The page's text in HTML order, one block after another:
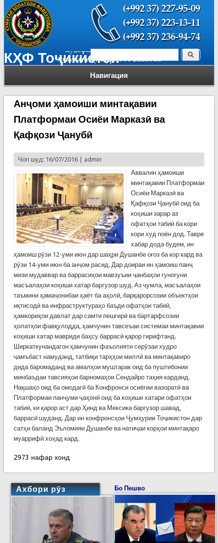
КҲФ Тоҷикистон
Навигация
Форма поиска Поиск
Анҷоми ҳамоиши минтақавии
Платформаи Осиёи Марказӣ ва
Қафқози Ҷанубӣ
Чоп шуд: 16/07/2016 | admin
Аввалин ҳамоиши
минтақавии Платформаи
Осиёи Марказӣ ва
Қафқози Ҷанубӣ оид ба
коҳиши зарар аз
офатҳои табиӣ ба кори
кори худ поён дод. Тавре
хабар дода будем, ин
ҳамоиш рӯзи 12-уми июн дар шаҳри Душанбе оғоз ба кор кард ва
рӯзи 14-уми июн ба анҷом расид. Дар доираи ин ҳамоиш панҷ
мизи мудаввар ва баррасиҳои мавзуъии ҷанбаҳои гуногуни
масъалаҳои коҳиши хатар баргузор шуд. Аз ҷумла, масъалаҳои
таъмини ҳамаҷонибаи ҳаёт ба аҳолӣ, барқарорсозии объектҳои
иқтисодӣ ва инфраструктураҳо баъди офатҳои табиӣ,
ҳамкориҳои давлат дар самти пешгирӣ ва бартарфсозии
ҳолатҳои фавқулодда, ҳамчунин тавсеъаи системаи минтақавии
коҳиши хатар мавриди баҳсу баррасӣ қарор гирифтанд.
Ширкаткунандагон ҳамчунин фаъолияти серӯзаи худро
ҷамъбаст намуданд, татбиқи тарҳҳои миллӣ ва минтақавиро
дида баромаданд ва амалҳои муштарак оид ба пуштибонии
минбаъдаи тавсияҳои барномаҳои Сендайро таҳия карданд.
Нақшаҳо оид ба омодагӣ ба Конфронси осиёгии вазоратӣ ва
Платформаи панҷуми ҷаҳонӣ оид ба коҳиши хатари офатҳои
табиӣ, ки қарор аст дар Ҳинд ва Мексика баргузор шавад,
баррасӣ шуданд. Дар ин конфронсҳои Ҷумҳурии Тоҷикистон дар
сатҳи баланд Эъломияи Душанбе ва натиҷаи корҳои минтақаро
муаррифӣ хоҳад кард.
2973 нафар хонд
Ахбори рӯз Бо Пешво